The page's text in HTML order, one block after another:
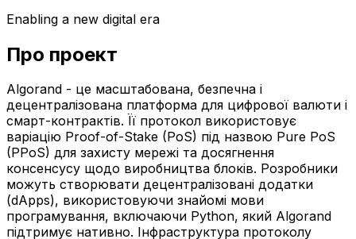
Enabling a new digital era
Про проект
Algorand - це масштабована, безпечна і
децентралізована платформа для цифрової валюти і
смарт-контрактів. Її протокол використовує
варіацію Proof-of-Stake (PoS) під назвою Pure PoS
(PPoS) для захисту мережі та досягнення
консенсусу щодо виробництва блоків. Розробники
можуть створювати децентралізовані додатки
(dApps), використовуючи знайомі мови
програмування, включаючи Python, який Algorand
підтримує нативно. Інфраструктура протоколу